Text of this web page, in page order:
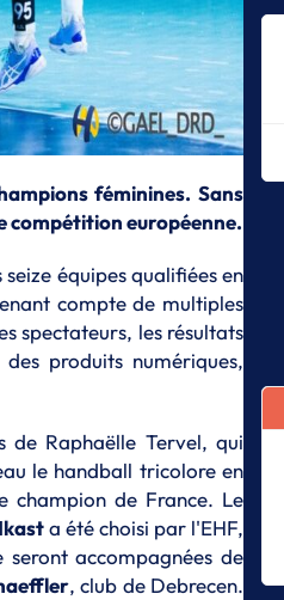
féminines. Sans
compétition européenne.
équipes qualifiées en
compte de multiples
spectateurs, les résultats
produits numériques,
de Raphaëlle Tervel, qui
le handball tricolore en
champion de France. Le
Ikasta été choisi par l'EHF,
accompagnées de
, club de Debrecen.